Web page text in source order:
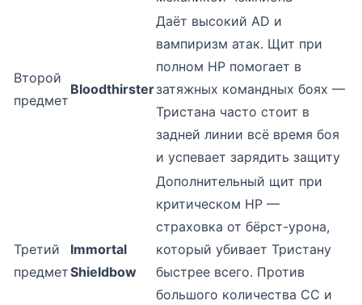
Второй
предмет
Bloodthirster
Даёт высокий AD и
вампиризм атак. Щит при
полном HP помогает в
затяжных командных боях —
Тристана часто стоит в
задней линии всё время боя
и успевает зарядить защиту
Третий
предмет
Immortal
Shieldbow
Дополнительный щит при
критическом HP —
страховка от бёрст-урона,
который убивает Тристану
быстрее всего. Против
большого количества CC и